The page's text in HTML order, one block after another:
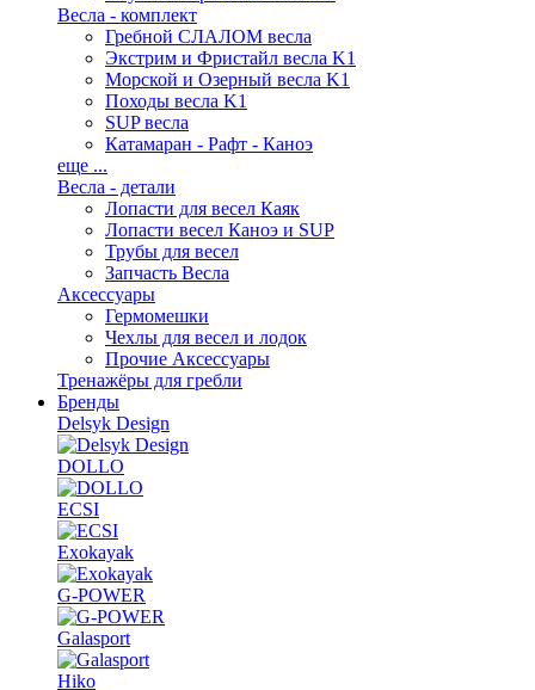
Весла - комплект
Гребной СЛАЛОМ весла
Экстрим и Фристайл весла K1
Морской и Озерный весла K1
Походы весла K1
SUP весла
Катамаран - Рафт - Каноэ
еще ...
Весла - детали
Лопасти для весел Каяк
Лопасти весел Каноэ и SUP
Трубы для весел
Запчасть Весла
Аксессуары
Гермомешки
Чехлы для весел и лодок
Прочие Аксессуары
Тренажёры для гребли
Бренды
Delsyk Design
DOLLO
ECSI
Exokayak
G-POWER
Galasport
Hiko